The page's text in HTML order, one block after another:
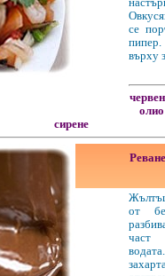
се
върху
олио
сирене
от
част